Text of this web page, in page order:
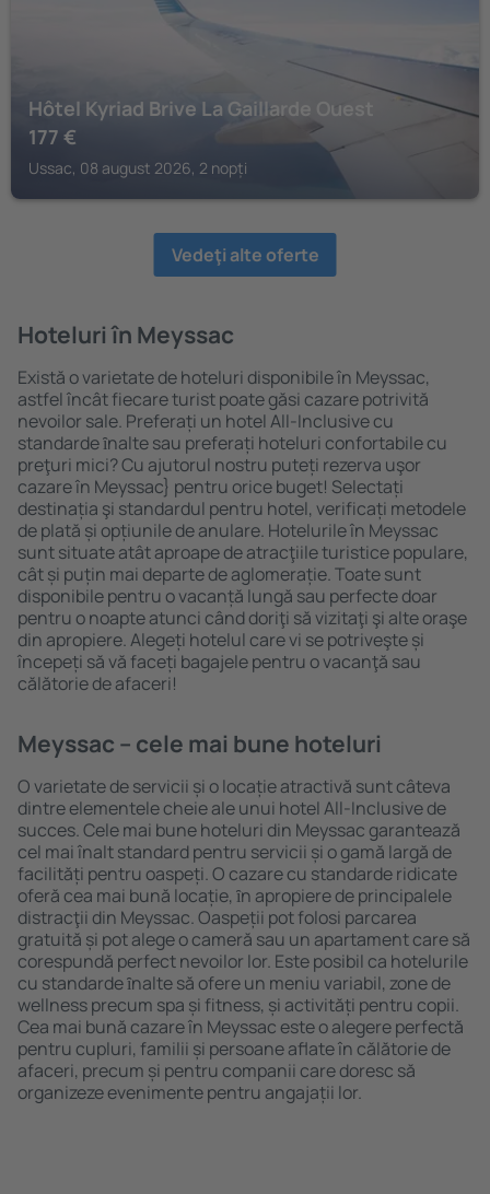
Hôtel Kyriad Brive La Gaillarde Ouest
177 €
Ussac, 08 august 2026, 2 nopți
Vedeţi alte oferte
Hoteluri în Meyssac
Există o varietate de hoteluri disponibile în Meyssac,
astfel încât fiecare turist poate găsi cazare potrivită
nevoilor sale. Preferați un hotel All-Inclusive cu
standarde ȋnalte sau preferați hoteluri confortabile cu
preţuri mici? Cu ajutorul nostru puteți rezerva uşor
cazare în Meyssac} pentru orice buget! Selectați
destinația şi standardul pentru hotel, verificați metodele
de plată și opțiunile de anulare. Hotelurile în Meyssac
sunt situate atât aproape de atracţiile turistice populare,
cât și puțin mai departe de aglomerație. Toate sunt
disponibile pentru o vacanță lungă sau perfecte doar
pentru o noapte atunci când doriţi să vizitaţi şi alte oraşe
din apropiere. Alegeți hotelul care vi se potriveşte și
începeți să vă faceți bagajele pentru o vacanţă sau
călătorie de afaceri!
Meyssac – cele mai bune hoteluri
O varietate de servicii și o locație atractivă sunt câteva
dintre elementele cheie ale unui hotel All-Inclusive de
succes. Cele mai bune hoteluri din Meyssac garantează
cel mai înalt standard pentru servicii și o gamă largă de
facilități pentru oaspeți. O cazare cu standarde ridicate
oferă cea mai bună locație, ȋn apropiere de principalele
distracţii din Meyssac. Oaspeții pot folosi parcarea
gratuită și pot alege o cameră sau un apartament care să
corespundă perfect nevoilor lor. Este posibil ca hotelurile
cu standarde ȋnalte să ofere un meniu variabil, zone de
wellness precum spa și fitness, și activități pentru copii.
Cea mai bună cazare în Meyssac este o alegere perfectă
pentru cupluri, familii și persoane aflate în călătorie de
afaceri, precum și pentru companii care doresc să
organizeze evenimente pentru angajații lor.